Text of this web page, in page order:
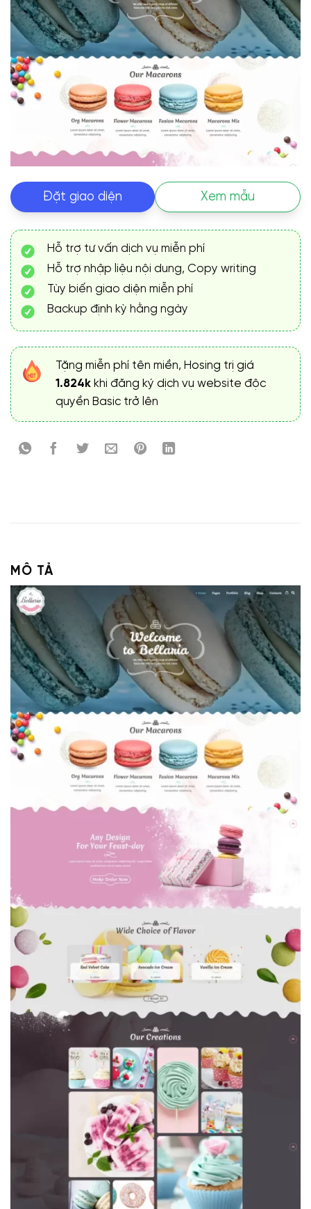
Đặt giao diện Xem mẫu
Hỗ trợ tư vấn dịch vụ miễn phí
Hỗ trợ nhập liệu nội dung, Copy writing
Tùy biến giao diện miễn phí
Backup định kỳ hằng ngày
Tặng miễn phí tên miền, Hosing trị giá
1.824k khi đăng ký dịch vụ website độc
quyền Basic trở lên
MÔ TẢ